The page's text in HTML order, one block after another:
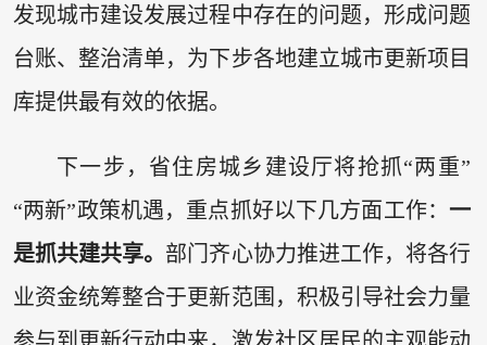
发现城市建设发展过程中存在的问题，形成问题
台账、整治清单，为下步各地建立城市更新项目
库提供最有效的依据。
下一步，省住房城乡建设厅将抢抓“两重”
“两新”政策机遇，重点抓好以下几方面工作：一
是抓共建共享。 部门齐心协力推进工作，将各行
业资金统筹整合于更新范围，积极引导社会力量
参与到更新行动中来，激发社区居民的主观能动